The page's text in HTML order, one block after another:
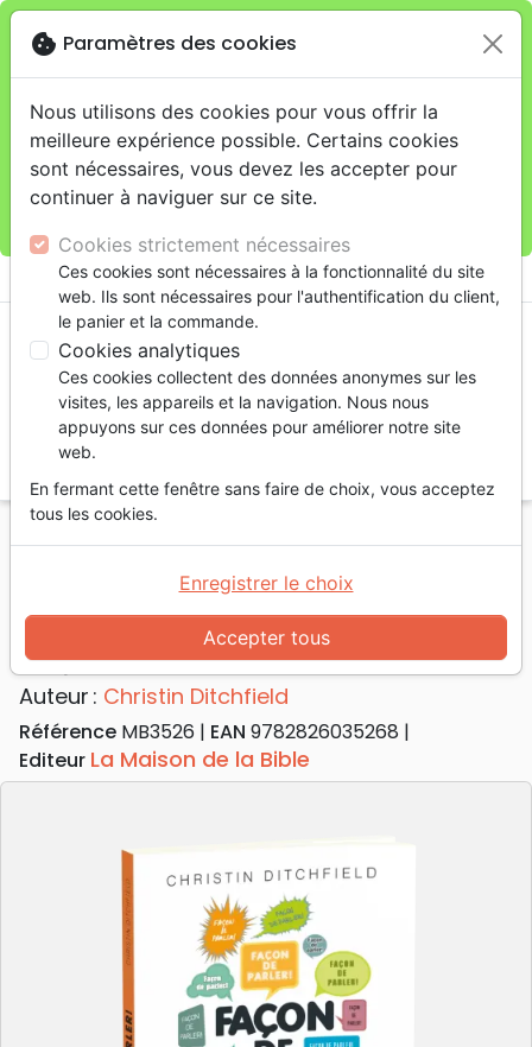
Je veux retirer ma commande au 11 rue de Rive,
Genèveclose
warningCette boutique en ligne est limitée au retrait en
magasin.
Pour les livraisons à domicile, veuillez passer vos
commandes sur la boutique La Maison de la Bible
shopping_cart
Accueil Livres
Edification
Façon de parler! - L'impact de nos mots
Façon de parler!
L'impact de nos mots
Auteur : Christin Ditchfield
Référence MB3526 EAN 9782826035268
Editeur La Maison de la Bible
cookie Paramètres des cookies
Nous utilisons des cookies pour vous offrir la
meilleure expérience possible. Certains cookies
sont nécessaires, vous devez les accepter pour
continuer à naviguer sur ce site.
Cookies strictement nécessaires
Ces cookies sont nécessaires à la fonctionnalité du site
web. Ils sont nécessaires pour l'authentification du client,
le panier et la commande.
Cookies analytiques
Ces cookies collectent des données anonymes sur les
visites, les appareils et la navigation. Nous nous
appuyons sur ces données pour améliorer notre site
web.
En fermant cette fenêtre sans faire de choix, vous acceptez
tous les cookies.
Accepter tous
Enregistrer le choix